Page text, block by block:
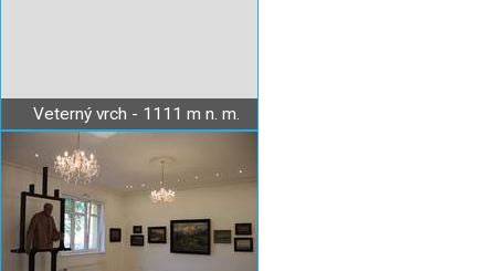
Veterný vrch - 1111 m n. m.